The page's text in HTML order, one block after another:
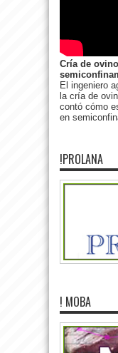
Cría de
El ingeniero
la cría de
contó cómo
en
!PROLANA
! MOBA